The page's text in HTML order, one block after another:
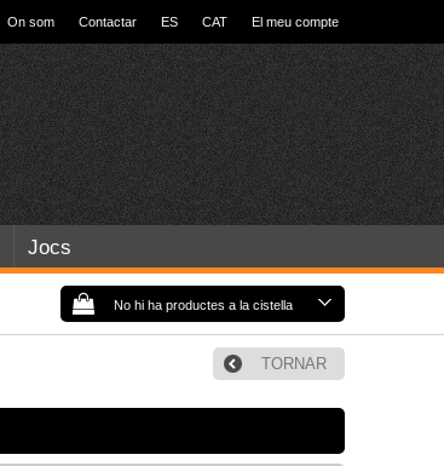
On som Contactar ES CAT El meu compte
Jocs
No hi ha productes a la cistella
TORNAR